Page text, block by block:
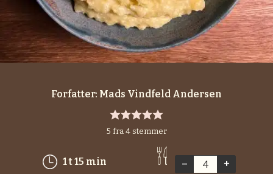
Forfatter: Mads Vindfeld Andersen
5 fra 4stemmer
1time
t15 minutter
min –
+